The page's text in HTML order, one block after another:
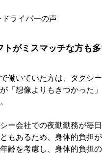
ドライバーの声
トがミスマッチな方も
働いていた方は、タクシ
「想像よりもきつかった
ー会社での夜勤勤務が毎
もあるため、身体的負担
齢を考慮し、身体的負担